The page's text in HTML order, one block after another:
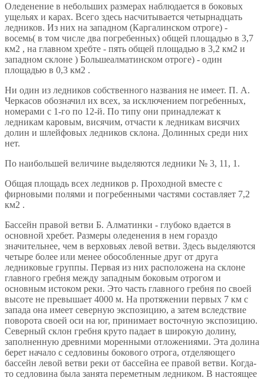
Оледенение в небольших размерах наблюдается в боковых
ущельях и карах. Всего здесь насчитывается четырнадцать
ледников. Из них на западном (Каргалинском отроге) -
восемь( в том числе два погребенных) общей площадью в 3,7
км2 , на главном хребте - пять общей площадью в 3,2 км2 и
западном склоне ) Большеалматинском отроге) - один
площадью в 0,3 км2 .
Ни один из ледников собственного названия не имеет. П. А.
Черкасов обозначил их всех, за исключением погребенных,
номерами с 1-го по 12-й. По типу они принадлежат к
ледникам каровым, висячим, отчасти к ледникам висячих
долин и шлейфовых ледников склона. Долинных среди них
нет.
По наибольшей величине выделяются ледники № 3, 11, 1.
Общая площадь всех ледников р. Проходной вместе с
фирновыми полями и погребенными частями составляет 7,2
км2 .
Бассейн правой ветви Б. Алматинки - глубоко вдается в
основной хребет. Размеры оледенения в нем гораздо
значительнее, чем в верховьях левой ветви. Здесь выделяются
четыре более или менее обособленные друг от друга
ледниковые группы. Первая из них расположена на склоне
главного гребня между западным боковым отрогом и
основным истоком реки. Это часть главного гребня по своей
высоте не превышает 4000 м. На протяжении первых 7 км с
запада она имеет северную экспозицию, а затем вследствие
поворота своей оси на юг, принимает восточную экспозицию.
Северный склон гребня круто падает в широкую долину,
заполненную древними моренными отложениями. Эта долина
берет начало с седловины бокового отрога, отделяющего
бассейн левой ветви реки от бассейна ее правой ветви. Когда-
то седловина была занята переметным ледником. В настоящее